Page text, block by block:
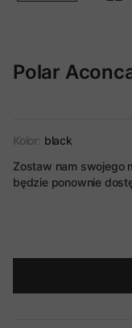
Polar
Kolor: black
Zostaw nam swojego
będzie ponownie